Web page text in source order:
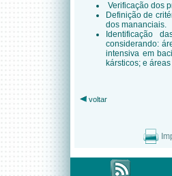
Verificação dos
Definição de
dos mananciais.
Identificação
considerando:
intensiva em
kársticos; e
voltar